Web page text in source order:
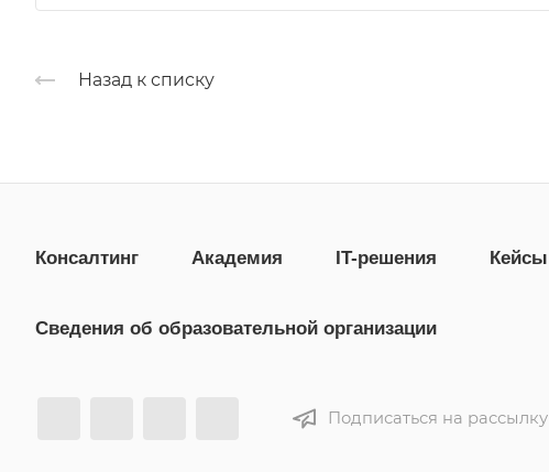
Назад к списку
Консалтинг Академия IT-решения Кейсы
Сведения об образовательной организации
Подписаться на рассылку